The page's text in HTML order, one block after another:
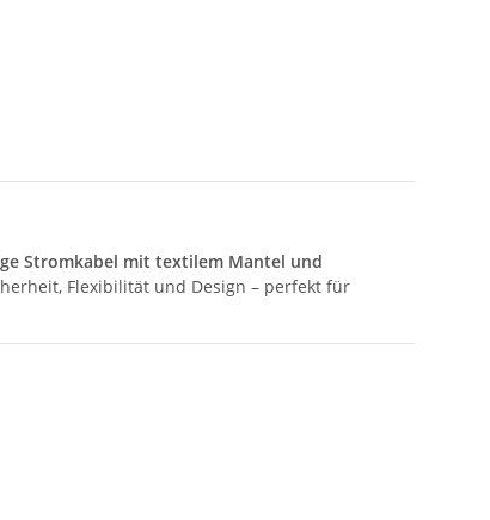
Stromkabel mit textilem Mantel und
Flexibilität und Design – perfekt für